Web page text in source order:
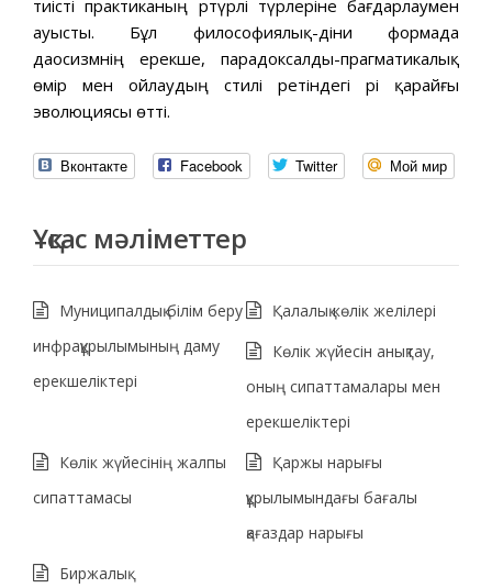
тиісті практиканың әртүрлі түрлеріне бағдарлаумен
ауысты. Бұл философиялық-діни формада
даосизмнің ерекше, парадоксалды-прагматикалық
өмір мен ойлаудың стилі ретіндегі әрі қарайғы
эволюциясы өтті.
Вконтакте Facebook Twitter Мой мир
Ұқсас мәліметтер
Муниципалдық білім беру
инфрақұрылымының даму
ерекшеліктері
Қалалық көлік желілері
Көлік жүйесін анықтау,
оның сипаттамалары мен
ерекшеліктері
Көлік жүйесінің жалпы
сипаттамасы
Қаржы нарығы
құрылымындағы бағалы
қағаздар нарығы
Биржалық